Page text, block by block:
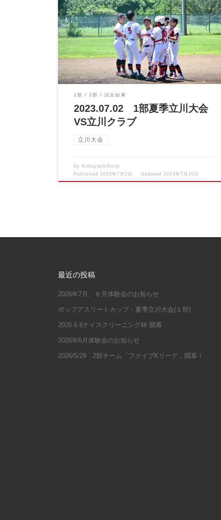
2023.07.02 1部夏季立川大会VS立川クラブ 夏の立
川大会 […]
1部 2部 試合結果
2023.07.02 1部夏季立川大会
VS立川クラブ
立川大会
by KobayashiKenji
Published 2023年7月2日 Updated 2023年7月20日
最近の投稿
2026年7月、８月体験会のお知らせ
ポップアスリートカップ・夏季立川大会(１部)
2026.6.6ナイスクリーニング杯 開幕
2026年6月体験会のお知らせ
2026/5/29 2部チーム「ファイブKリーグ」開幕！